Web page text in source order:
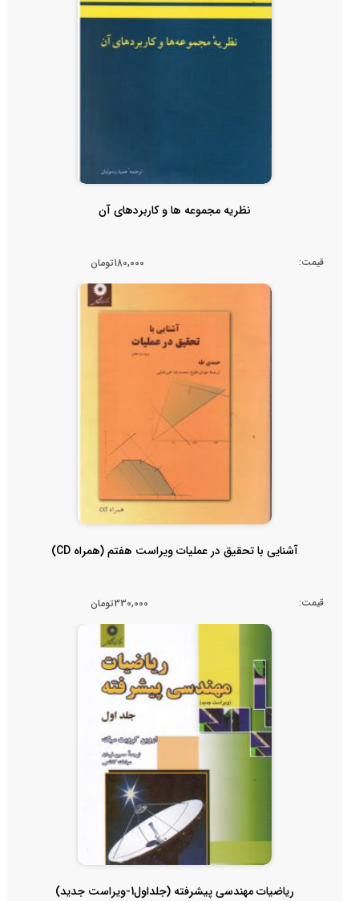
نظریه مجموعه ها و کاربردهای آن
قیمت: 180,000تومان
آشنایی با تحقیق در عملیات ویراست هفتم (همراه CD)
قیمت: 330,000تومان
ریاضیات مهندسی پیشرفته (جلداول1-ویراست جدید)